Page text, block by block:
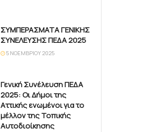
ΣΥΜΠΕΡΑΣΜΑΤΑ ΓΕΝΙΚΗΣ
ΣΥΝΕΛΕΥΣΗΣ ΠΕΔΑ 2025
5 ΝΟΕΜΒΡΊΟΥ 2025
Γενική Συνέλευση ΠΕΔΑ
2025: Οι Δήμοι της
Αττικής ενωμένοι για το
μέλλον της Τοπικής
Αυτοδιοίκησης